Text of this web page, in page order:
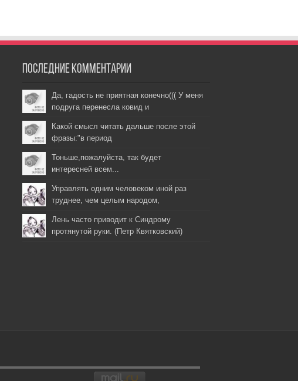
Последние комментарии
Да, гадость не приятная конечно((( У меня
подруга перенесла ковид и
Какой смысл читать дальше после этой
фразы:"в период
Тоньше,пожалуйста, так будет
интересней всем...
Управлять одним человеком иной раз
труднее, чем целым народом,
Лень часто приводит к Синдрому
протянутой руки. (Петр Квятковский)